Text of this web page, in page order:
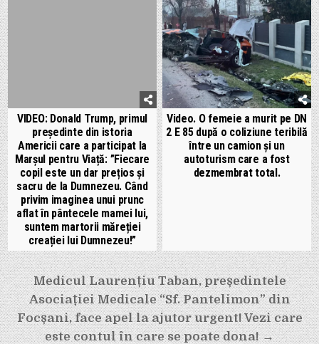
VIDEO: Donald Trump, primul
președinte din istoria
Americii care a participat la
Marșul pentru Viață: ”Fiecare
copil este un dar prețios și
sacru de la Dumnezeu. Când
privim imaginea unui prunc
aflat în pântecele mamei lui,
suntem martorii măreției
creației lui Dumnezeu!”
Video. O femeie a murit pe DN
2 E 85 după o coliziune teribilă
între un camion și un
autoturism care a fost
dezmembrat total.
Navigare
în
articole
Medicul Laurențiu Taban, președintele
Asociației Medicale “Sf. Pantelimon” din
Focșani, face apel la ajutor urgent! Vezi care
este contul în care se poate dona! →